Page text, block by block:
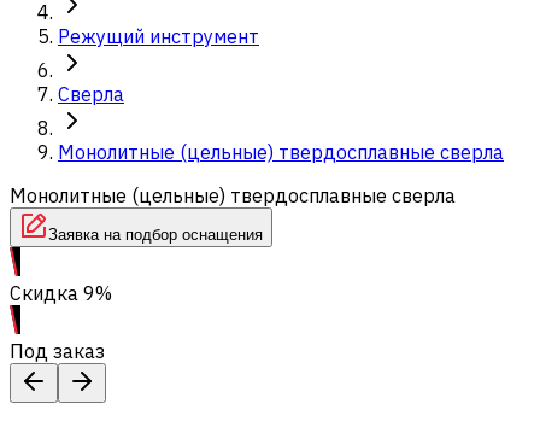
Режущий инструмент
Сверла
Монолитные (цельные) твердосплавные сверла
Монолитные (цельные) твердосплавные сверла
Заявка на подбор оснащения
Скидка 9%
Под заказ